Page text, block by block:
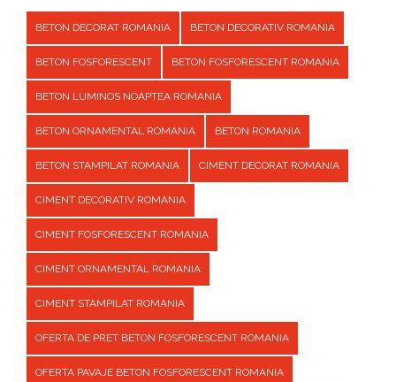
BETON DECORAT ROMANIA BETON DECORATIV ROMANIA
BETON FOSFORESCENT BETON FOSFORESCENT ROMANIA
BETON LUMINOS NOAPTEA ROMANIA
BETON ORNAMENTAL ROMANIA BETON ROMANIA
BETON STAMPILAT ROMANIA CIMENT DECORAT ROMANIA
CIMENT DECORATIV ROMANIA
CIMENT FOSFORESCENT ROMANIA
CIMENT ORNAMENTAL ROMANIA
CIMENT STAMPILAT ROMANIA
OFERTA DE PRET BETON FOSFORESCENT ROMANIA
OFERTA PAVAJE BETON FOSFORESCENT ROMANIA